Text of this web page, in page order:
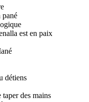
pané
est en paix
détiens
des mains